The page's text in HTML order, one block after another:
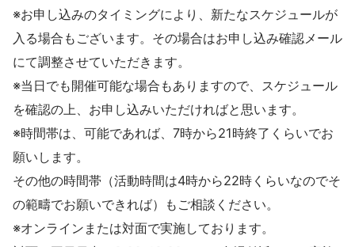
※お申し込みのタイミングにより、新たなスケジュールが
入る場合もございます。その場合はお申し込み確認メール
にて調整させていただきます。
※当日でも開催可能な場合もありますので、スケジュール
を確認の上、お申し込みいただければと思います。
※時間帯は、可能であれば、7時から21時終了くらいでお
願いします。
その他の時間帯（活動時間は4時から22時くらいなのでそ
の範疇でお願いできれば）もご相談ください。
※オンラインまたは対面で実施しております。